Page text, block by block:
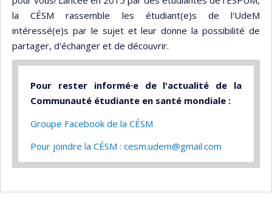
la CÉSM rassemble les étudiant(e)s de l'UdeM
intéressé(e)s par le sujet et leur donne la possibilité de
partager, d'échanger et de découvrir.
Pour rester informé·e de l'actualité de la
Communauté étudiante en santé mondiale :
Groupe Facebook de la CÉSM
Pour joindre la CÉSM : cesm.udem@gmail.com